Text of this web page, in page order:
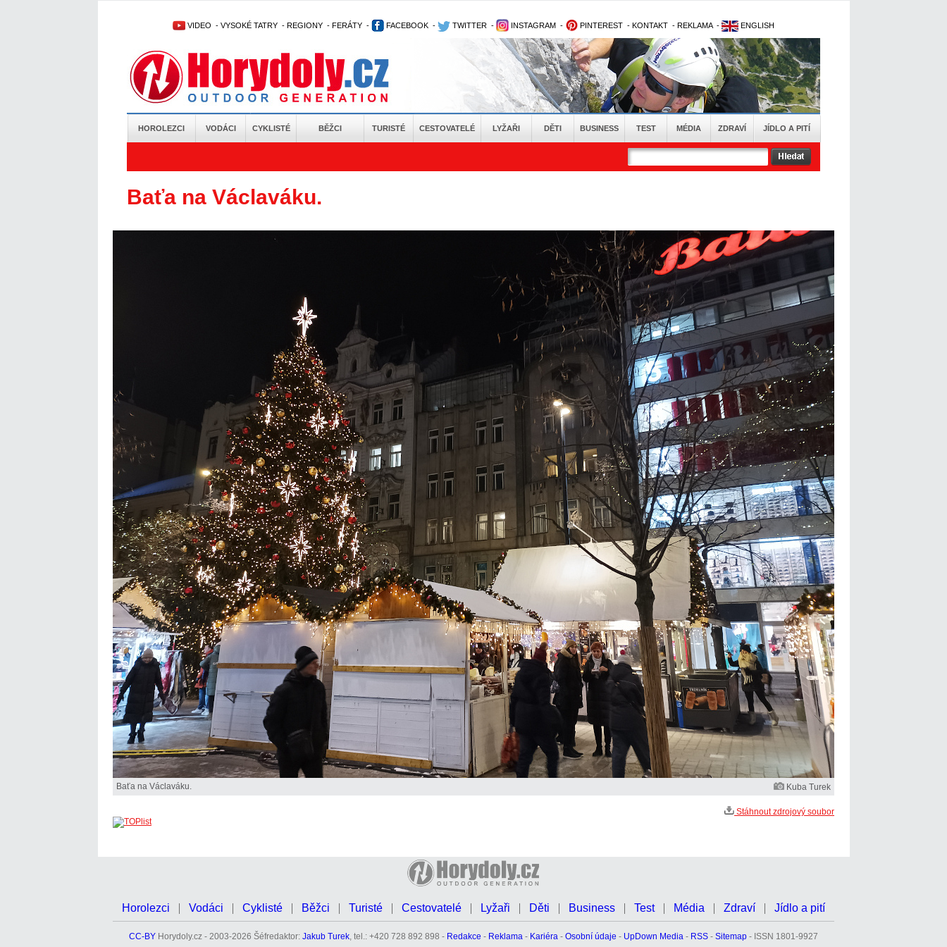
VIDEO - VYSOKÉ TATRY - REGIONY - FERÁTY - FACEBOOK - TWITTER - INSTAGRAM - PINTEREST - KONTAKT - REKLAMA - ENGLISH
HOROLEZCI VODÁCI CYKLISTÉ BĚŽCI TURISTÉ CESTOVATELÉ LYŽAŘI DĚTI BUSINESS TEST MÉDIA ZDRAVÍ JÍDLO A PITÍ
Baťa na Václaváku.
Baťa na Václaváku. Kuba Turek
Stáhnout zdrojový soubor
Horolezci Vodáci Cyklisté Běžci Turisté Cestovatelé Lyžaři Děti Business Test Média Zdraví Jídlo a pití
CC-BY Horydoly.cz - 2003-2026 Šéfredaktor: Jakub Turek, tel.: +420 728 892 898 - Redakce - Reklama - Kariéra - Osobní údaje - UpDown Media - RSS - Sitemap - ISSN 1801-9927